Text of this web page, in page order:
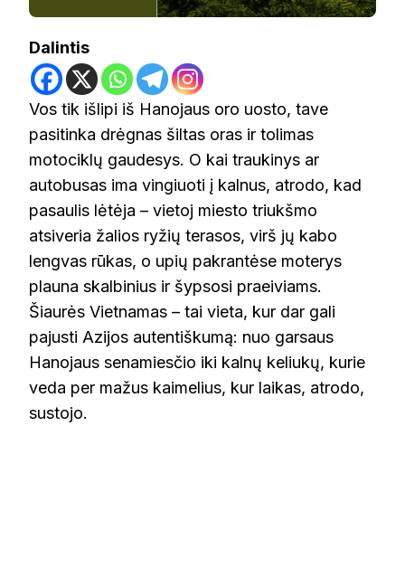
Dalintis
Vos tik išlipi iš Hanojaus oro uosto, tave
pasitinka drėgnas šiltas oras ir tolimas
motociklų gaudesys. O kai traukinys ar
autobusas ima vingiuoti į kalnus, atrodo, kad
pasaulis lėtėja – vietoj miesto triukšmo
atsiveria žalios ryžių terasos, virš jų kabo
lengvas rūkas, o upių pakrantėse moterys
plauna skalbinius ir šypsosi praeiviams.
Šiaurės Vietnamas – tai vieta, kur dar gali
pajusti Azijos autentiškumą: nuo garsaus
Hanojaus senamiesčio iki kalnų keliukų, kurie
veda per mažus kaimelius, kur laikas, atrodo,
sustojo.